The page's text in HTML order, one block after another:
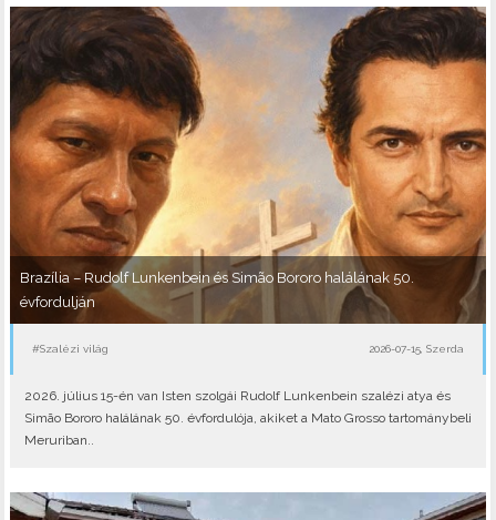
Brazília – Rudolf Lunkenbein és Simão Bororo halálának 50.
évfordulján
#Szalézi világ 2026-07-15, Szerda
2026. július 15-én van Isten szolgái Rudolf Lunkenbein szalézi atya és
Simão Bororo halálának 50. évfordulója, akiket a Mato Grosso tartománybeli
Meruriban..